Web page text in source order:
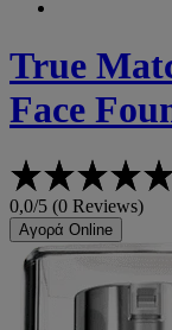
True
Face
0,0/5 (0 Reviews)
Αγορά Online